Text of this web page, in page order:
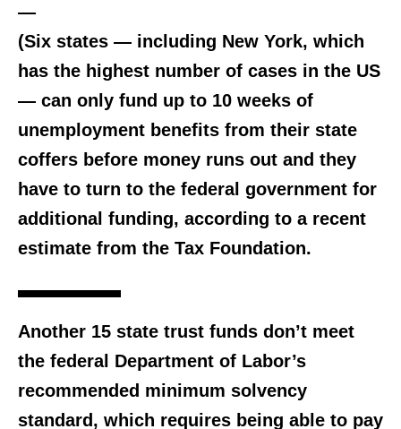
—
(Six states — including New York, which
has the highest number of cases in the US
— can only fund up to 10 weeks of
unemployment benefits from their state
coffers before money runs out and they
have to turn to the federal government for
additional funding, according to a recent
estimate from the Tax Foundation.
Another 15 state trust funds don’t meet
the federal Department of Labor’s
recommended minimum solvency
standard, which requires being able to pay